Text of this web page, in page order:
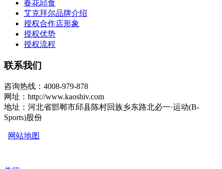
春花邱食
艾克拜尔品牌介绍
授权合作店形象
授权优势
授权流程
联系我们
咨询热线：4008-979-878
网址：http://www.kaoshiv.com
地址：河北省邯郸市邱县陈村回族乡东路北必一·运动(B-
Sports)股份
网站地图